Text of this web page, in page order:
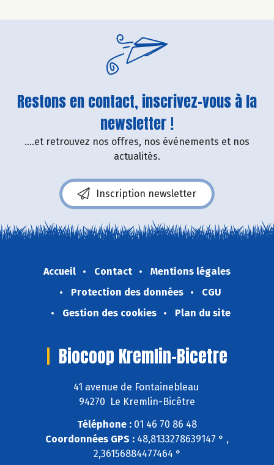
Restons en contact, inscrivez-vous à la
newsletter !
....et retrouvez nos offres, nos événements et nos
actualités.
Inscription newsletter
Accueil Contact
Mentions légales
Protection des données
CGU
Gestion des cookies
Plan du site
Biocoop Kremlin-Bicetre
41 avenue de Fontainebleau
94270 Le Kremlin-Bicêtre
Téléphone : 01 46 70 86 48
Coordonnées GPS : 48,8133278639147 ° ,
2,36156884477464 °